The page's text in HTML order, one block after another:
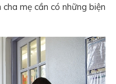
mẹ cần có những biện